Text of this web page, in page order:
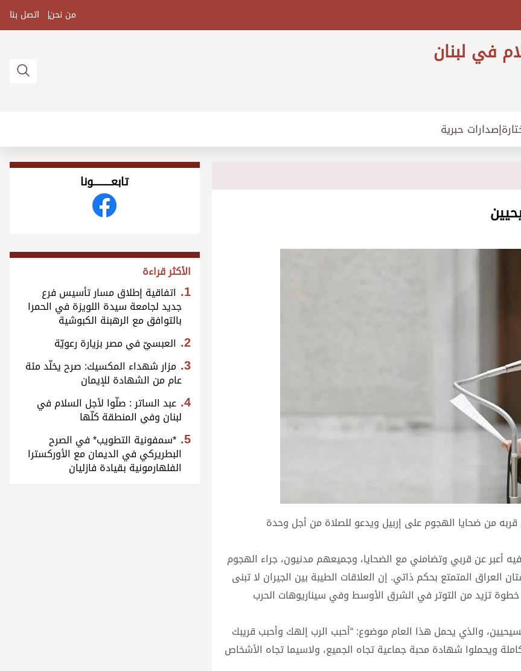
من نحن اتصل بنا
في لبنان
إصدارات حبرية
من ضحايا الهجوم على إربيل ويدعو للصلاة من أجل وحدة
أعبر عن قربي وتضامني مع الضحايا، وجميعهم مدنيون، جراء الهجوم
المتمتع بحكم ذاتي. إن العلاقات الطيبة بين الجيران لا تبنى
خطوة تزيد من التوتر في الشرق الأوسط وفي سيناريوهات الحرب
والذي يحمل هذا العام موضوع: “أحبب الرب إلهك وأحبب قريبك
ويحملوا شهادة محبة جماعية تجاه الجميع، ولاسيما تجاه الأشخاص
تابعــــــــــونا
الأكثر قراءة
اتفاقية إطلاق مسار تأسيس فرع
جديد لجامعة سيدة اللويزة في الحمرا
بالتوافق مع الرهبنة الكبوشية
العبسيّ في مصر بزيارة رعويّة
مزار شهداء المكسيك: صرح يخلّد مئة
عام من الشهادة للإيمان
عبد الساتر : صلّوا لأجل السلام في
لبنان وفي المنطقة كلّها
*سمفونية التطويب* في الصرح
البطريركي في الديمان مع الأوركسترا
الفلهارمونية بقيادة فازليان